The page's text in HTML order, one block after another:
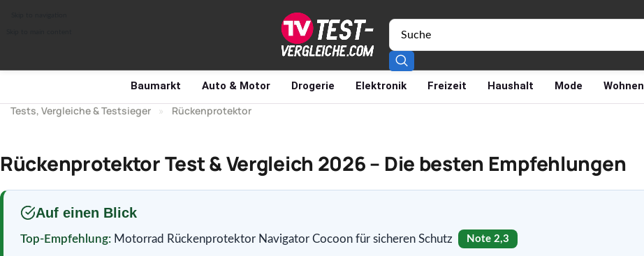
Baumarkt Auto & Motor Drogerie Elektronik Freizeit Haushalt Mode Wohnen
Tests, Vergleiche & Testsieger » Rückenprotektor
Rückenprotektor Test & Vergleich 2026 – Die besten Empfehlungen
Auf einen Blick
Top-Empfehlung: Motorrad Rückenprotektor Navigator Cocoon für sicheren Schutz Note 2,3